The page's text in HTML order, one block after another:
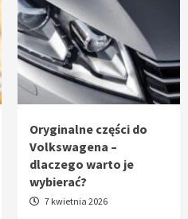
Oryginalne części do
Volkswagena –
dlaczego warto je
wybierać?
7 kwietnia 2026